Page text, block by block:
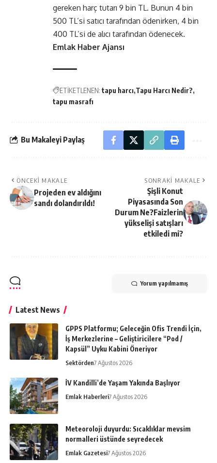
gereken harç tutarı 9 bin TL. Bunun 4 bin
500 TL’si satıcı tarafından ödenirken, 4 bin
400 TL’si de alıcı tarafından ödenecek.
Emlak Haber Ajansı
ETİKETLENEN: tapu harcı Tapu Harcı Nedir?
tapu masrafı
Bu Makaleyi Paylaş
ÖNCEKI MAKALE
Projeden ev aldığını
sandı dolandırıldı!
SONRAKI MAKALE
Şişli Konut
Piyasasında Son
Durum Ne?Faizlerin
yükselişi satışları
etkiledi mi?
Yorum yapılmamış
Latest News
GPPS Platformu; Geleceğin Ofis Trendi İçin,
İş Merkezlerine – Geliştiricilere “Pod /
Kapsül” Uyku Kabini Öneriyor
Sektörden7 Ağustos 2026
İV Kandilli’de Yaşam Yakında Başlıyor
Emlak Haberleri7 Ağustos 2026
Meteoroloji duyurdu: Sıcaklıklar mevsim
normalleri üstünde seyredecek
Emlak Gazetesi7 Ağustos 2026